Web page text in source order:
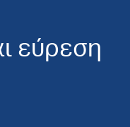
εύρεση